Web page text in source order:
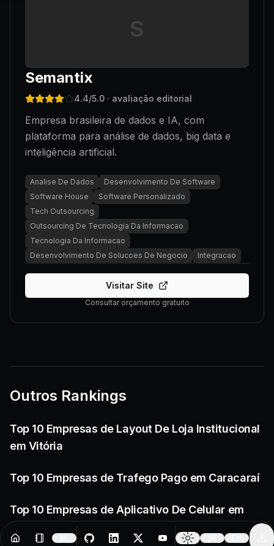
S
Semantix
4.4/5.0 · avaliação editorial
Empresa brasileira de dados e IA, com
plataforma para análise de dados, big data e
inteligência artificial.
Analise De Dados
Desenvolvimento De Software
Software House
Software Personalizado
Tech Outsourcing
Outsourcing De Tecnologia Da Informacao
Tecnologia Da Informacao
Desenvolvimento De Solucoes De Negocio
Integracao
Visitar Site
Consultar orçamento gratuito
Outros Rankings
Top 10 Empresas de Layout De Loja Institucional
em Vitória
Top 10 Empresas de Trafego Pago em Caracaraí
Top 10 Empresas de Aplicativo De Celular em
Resources Creator Tools
Change